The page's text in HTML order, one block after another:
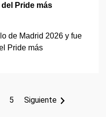
Pride más
5 Siguiente